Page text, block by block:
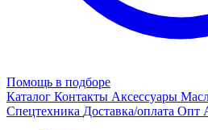
Помощь в подборе
Каталог Контакты Аксессуары
Спецтехника Доставка/оплата Опт